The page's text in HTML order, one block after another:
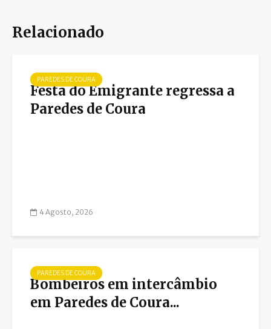
Relacionado
PAREDES DE COURA
Festa do Emigrante regressa a
Paredes de Coura
4 Agosto, 2026
PAREDES DE COURA
Bombeiros em intercâmbio
em Paredes de Coura...